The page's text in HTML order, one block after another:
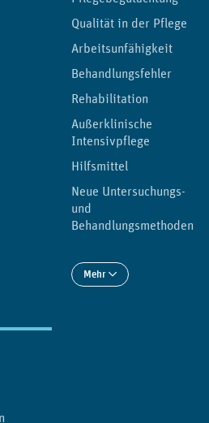
Qualität in der Pflege
Arbeitsunfähigkeit
Behandlungsfehler
Rehabilitation
Außerklinische
Intensivpflege
Hilfsmittel
Neue Untersuchungs-
und
Behandlungsmethoden
Mehr